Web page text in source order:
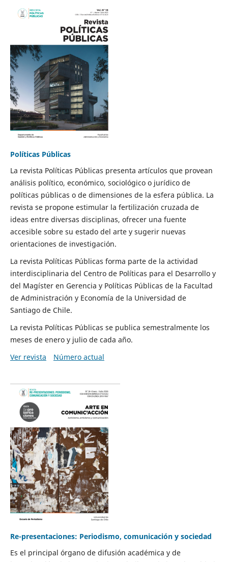
Políticas Públicas
La revista Políticas Públicas presenta artículos que provean
análisis político, económico, sociológico o jurídico de
políticas públicas o de dimensiones de la esfera pública. La
revista se propone estimular la fertilización cruzada de
ideas entre diversas disciplinas, ofrecer una fuente
accesible sobre su estado del arte y sugerir nuevas
orientaciones de investigación.
La revista Políticas Públicas forma parte de la actividad
interdisciplinaria del Centro de Políticas para el Desarrollo y
del Magíster en Gerencia y Políticas Públicas de la Facultad
de Administración y Economía de la Universidad de
Santiago de Chile.
La revista Políticas Públicas se publica semestralmente los
meses de enero y julio de cada año.
Ver revista
Número actual
Re-presentaciones: Periodismo, comunicación y sociedad
Es el principal órgano de difusión académica y de